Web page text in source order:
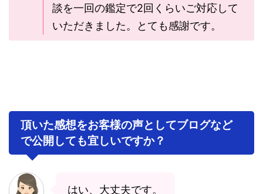
談を一回の鑑定で2回くらいご対応して
いただきました。とても感謝です。
頂いた感想をお客様の声としてブログなど
で公開しても宜しいですか？
はい、大丈夫です。